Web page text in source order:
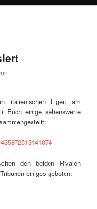
italienischen Ligen am
Euch einige sehenswerte
den beiden Rivalen
einiges geboten: